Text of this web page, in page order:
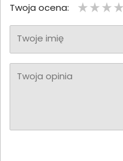
Twoja ocena:
Twoje imię
Twoja opinia